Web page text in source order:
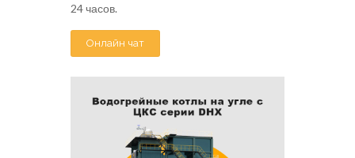
24 часов.
Онлайн чат